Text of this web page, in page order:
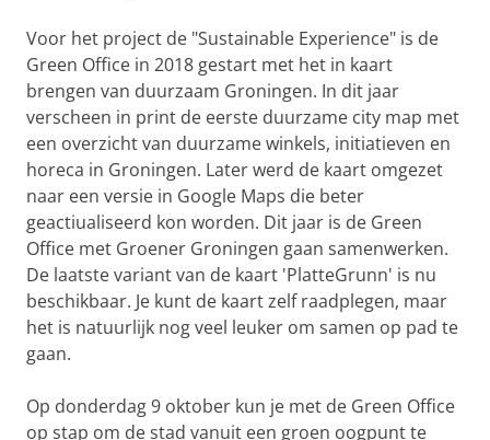
Voor het project de "Sustainable Experience" is de
Green Office in 2018 gestart met het in kaart
brengen van duurzaam Groningen. In dit jaar
verscheen in print de eerste duurzame city map met
een overzicht van duurzame winkels, initiatieven en
horeca in Groningen. Later werd de kaart omgezet
naar een versie in Google Maps die beter
geactiualiseerd kon worden. Dit jaar is de Green
Office met Groener Groningen gaan samenwerken.
De laatste variant van de kaart 'PlatteGrunn' is nu
beschikbaar. Je kunt de kaart zelf raadplegen, maar
het is natuurlijk nog veel leuker om samen op pad te
gaan.
Op donderdag 9 oktober kun je met de Green Office
op stap om de stad vanuit een groen oogpunt te